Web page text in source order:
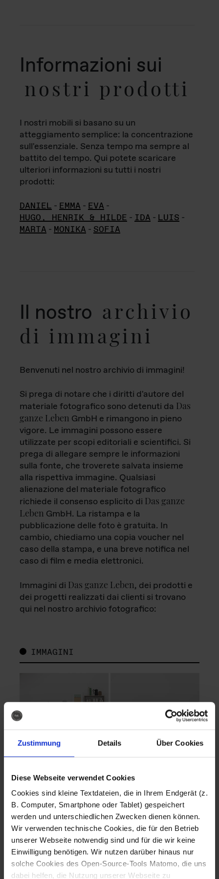
Zustimmung Details Über Cookies
Diese Webseite verwendet Cookies
Cookies sind kleine Textdateien, die in Ihrem Endgerät (z.
B. Computer, Smartphone oder Tablet) gespeichert
werden und unterschiedlichen Zwecken dienen können.
Wir verwenden technische Cookies, die für den Betrieb
unserer Webseite notwendig sind und für die wir keine
Einwilligung benötigen. Wir nutzen darüber hinaus nur
solche Cookies des Open-Source-Tools Matomo, die uns
dabei helfen, die Nutzung unserer Webseite zu
Informazioni sui
nostri prodotti
I nostri mobili si basano su un
atteggiamento semplice: la concentrazione
sull'essenziale. Senza tempo ma sempre al
battito del tempo. Qui potete scaricare
ulteriori informazioni su tutti i nostri
prodotti:
DANIEL - EMMA - EVA -
HUGO, HENRIK & HILDE - IDA - LUIS -
MARTA - MONIKA - SOFIA
Il nostro archivio
di immagini
Benvenuti nel nostro archivio di immagini!
Si prega di notare che i diritti d'autore del
materiale fotografico sono detenuti da Das
ganze Leben GmbH e rimangono in pieno
vigore. Le immagini possono essere
utilizzate per scopi editoriali e scientifici. Si
prega di allegare sempre le informazioni
sulla fonte, che troverete salvata insieme
alla rispettiva immagine. Qualsiasi
alienazione del materiale fotografico
richiede il consenso esplicito di Das ganze
Leben GmbH. La ristampa e la
pubblicazione delle foto è gratuita. In
cambio, chiediamo una copia voucher nel
caso della stampa, e una breve notifica nel
caso di film e media elettronici.
Immagini di Das ganze Leben, dei prodotti e
dei progetti realizzati dai clienti si trovano
qui nel nostro archivio fotografico:
IMMAGINI
Fotografo: Lorenz
Sternbach
Download
Fotografo: Lorenz
Sternbach
Download